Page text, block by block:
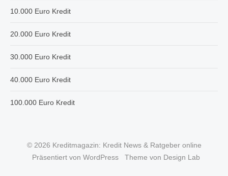
10.000 Euro Kredit
20.000 Euro Kredit
30.000 Euro Kredit
40.000 Euro Kredit
100.000 Euro Kredit
© 2026 Kreditmagazin: Kredit News & Ratgeber online
Präsentiert von WordPress
Theme von Design Lab